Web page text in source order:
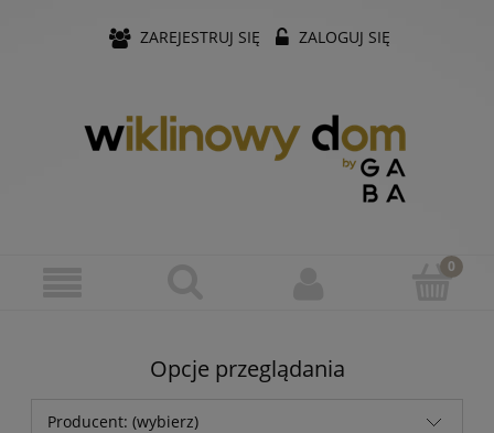
ZAREJESTRUJ SIĘ ZALOGUJ SIĘ
Opcje przeglądania
Producent: (wybierz)